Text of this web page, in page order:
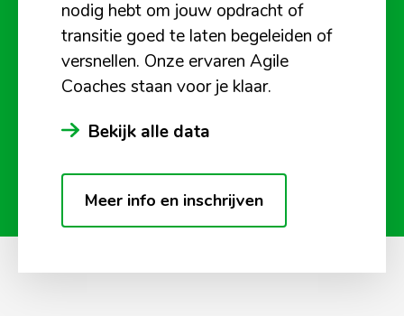
nodig hebt om jouw opdracht of
transitie goed te laten begeleiden of
versnellen. Onze ervaren Agile
Coaches staan voor je klaar.
Bekijk alle data
Meer info en inschrijven